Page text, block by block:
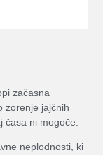
začasna
zorenje jajčnih
ni mogoče.
neplodnosti, ki